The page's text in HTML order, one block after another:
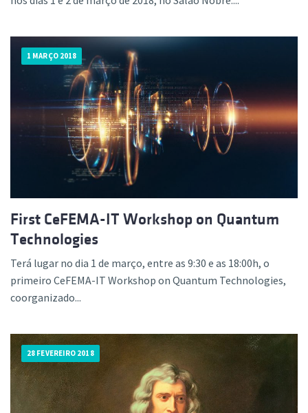
1 MARÇO 2018
First CeFEMA-IT Workshop on Quantum
Technologies
Terá lugar no dia 1 de março, entre as 9:30 e as 18:00h, o
primeiro CeFEMA-IT Workshop on Quantum Technologies,
coorganizado...
28 FEVEREIRO 2018